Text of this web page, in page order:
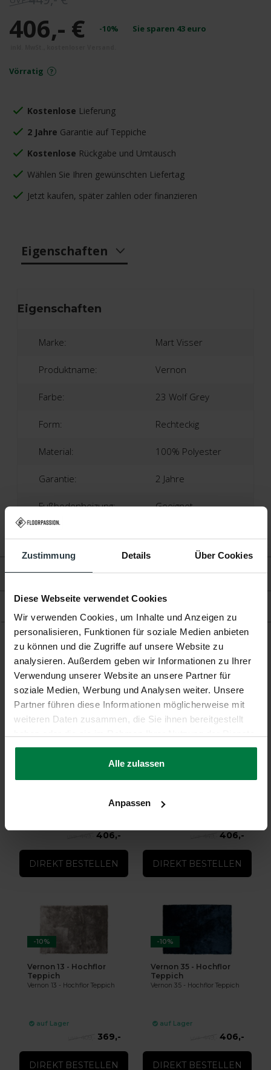
Zustimmung Details Über Cookies
Diese Webseite verwendet Cookies
Wir verwenden Cookies, um Inhalte und Anzeigen zu
personalisieren, Funktionen für soziale Medien anbieten
zu können und die Zugriffe auf unsere Website zu
analysieren. Außerdem geben wir Informationen zu Ihrer
Verwendung unserer Website an unsere Partner für
soziale Medien, Werbung und Analysen weiter. Unsere
Partner führen diese Informationen möglicherweise mit
weiteren Daten zusammen, die Sie ihnen bereitgestellt
gesammelt haben.
Alle zulassen
Anpassen
406,- € -10% Sie sparen 43 euro
Vörratig
Kostenlose Lieferung
2 Jahre Garantie auf Teppiche
Kostenlose Rückgabe und Umtausch
Wählen Sie Ihren gewünschten Liefertag
Jetzt kaufen, später zahlen oder finanzieren
Eigenschaften
Bewertungen
Produkt
Eigenschaften
Marke: Mart Visser
Produktname: Vernon
Farbe: 23 Wolf Grey
Form: Rechteckig
Material: 100% Polyester
Garantie: 2 Jahre
Fußbodenheizung: Geeignet
Ergänzende Produkte
406,-
DIREKT BESTELLEN
Vernon 18 - Hochflor
406,-
DIREKT BESTELLEN
-10%
Vernon 13 - Hochflor
Teppich
Vernon 13 - Hochflor Teppich
auf Lager
369,-
DIREKT BESTELLEN
-10%
Vernon 35 - Hochflor
Teppich
Vernon 35 - Hochflor Teppich
auf Lager
406,-
DIREKT BESTELLEN